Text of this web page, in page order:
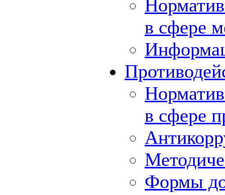
в сфере
в сфере
Формы